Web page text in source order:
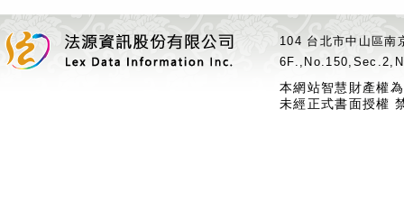
104 台北市中山區
本網站智慧財產權
未經正式書面授權